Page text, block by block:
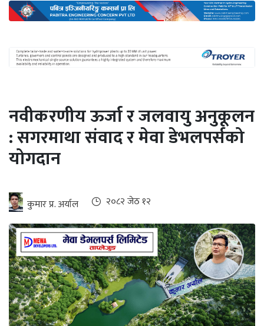
ऊर्जा
दक्षता
खबर
हरित
हाइड्रोजन
सम्पादकीय
बैंक
पर्यटन
भिडियो
छापा
नवीकरणीय ऊर्जा र जलवायु अनुकूलन
: सगरमाथा संवाद र मेवा डेभलपर्सको
योगदान
कुमार प्र. अर्याल २०८२ जेठ १२